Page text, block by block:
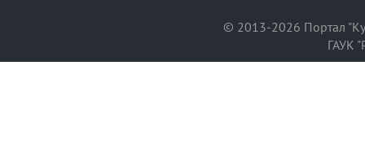
© 2013-2026 Портал
ГАУК